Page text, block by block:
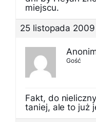
miejscu.
25 listopada
Gość
Fakt, do
taniej, ale to już